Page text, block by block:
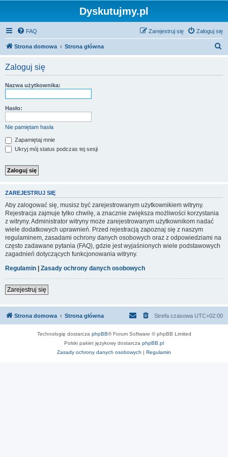
Dyskutujmy.pl
FAQ Zaloguj się
Zarejestruj się
Strona domowa Strona główna
Zaloguj się
Nazwa użytkownika:
Hasło:
Nie pamiętam hasła
Zapamiętaj mnie
Ukryj mój status podczas tej sesji
ZAREJESTRUJ SIĘ
Aby zalogować się, musisz być zarejestrowanym użytkownikiem witryny.
Rejestracja zajmuje tylko chwilę, a znacznie zwiększa możliwości korzystania
z witryny. Administrator witryny może zarejestrowanym użytkownikom nadać
wiele dodatkowych uprawnień. Przed rejestracją zapoznaj się z naszym
regulaminem, zasadami ochrony danych osobowych oraz z odpowiedziami na
często zadawane pytania (FAQ), gdzie jest wyjaśnionych wiele podstawowych
zagadnień dotyczących funkcjonowania witryny.
Regulamin | Zasady ochrony danych osobowych
Zarejestruj się
Strona domowa Strona główna Strefa czasowa UTC+02:00
Technologię dostarcza phpBB® Forum Software © phpBB Limited
Polski pakiet językowy dostarcza phpBB.pl
Zasady ochrony danych osobowych | Regulamin